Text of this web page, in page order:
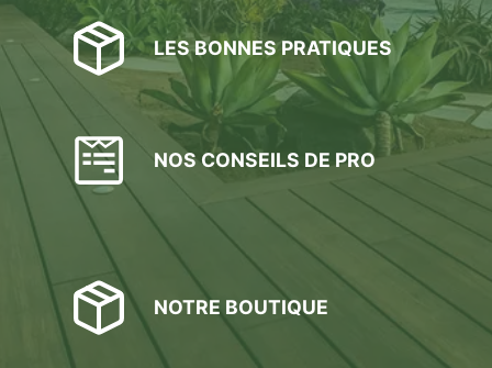
LES BONNES PRATIQUES
NOS CONSEILS DE PRO
NOTRE BOUTIQUE